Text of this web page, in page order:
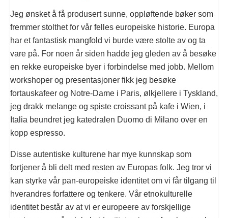
Jeg ønsket å få produsert sunne, oppløftende bøker som
fremmer stolthet for vår felles europeiske historie. Europa
har et fantastisk mangfold vi burde være stolte av og ta
vare på. For noen år siden hadde jeg gleden av å besøke
en rekke europeiske byer i forbindelse med jobb. Mellom
workshoper og presentasjoner fikk jeg besøke
fortauskafeer og Notre-Dame i Paris, ølkjellere i Tyskland,
jeg drakk melange og spiste croissant på kafe i Wien, i
Italia beundret jeg katedralen Duomo di Milano over en
kopp espresso.
Disse autentiske kulturene har mye kunnskap som
fortjener å bli delt med resten av Europas folk. Jeg tror vi
kan styrke vår pan-europeiske identitet om vi får tilgang til
hverandres forfattere og tenkere. Vår etnokulturelle
identitet består av at vi er europeere av forskjellige